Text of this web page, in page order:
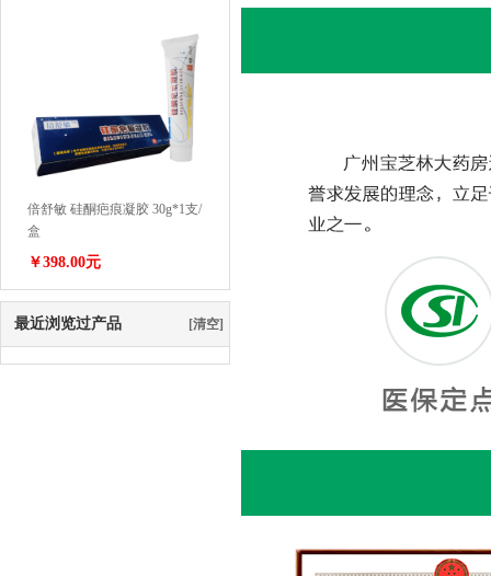
倍舒敏 硅酮疤痕凝胶 30g*1支/
盒
￥398.00元
最近浏览过产品 [清空]